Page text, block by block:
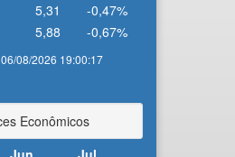
08/2026 19:00:17
5,31
-0,47%
5,88 -0,67%
Econômicos